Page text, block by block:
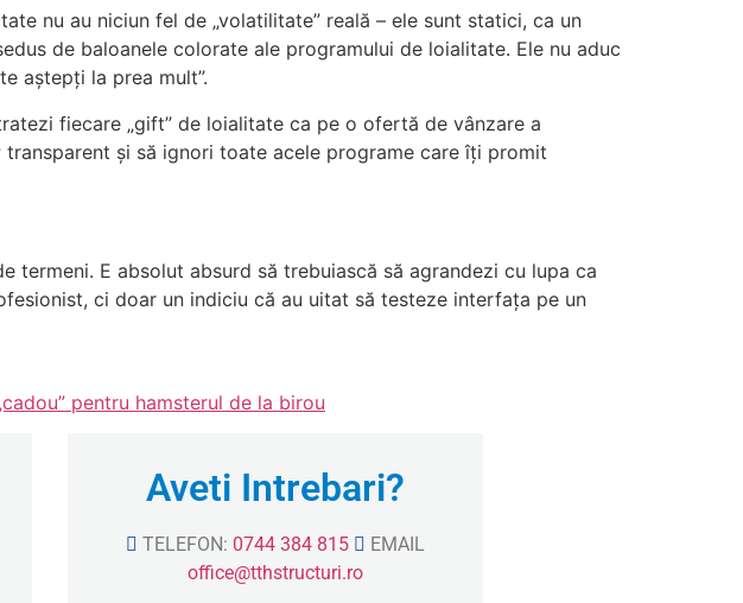
nu au niciun fel de „volatilitate” reală – ele sunt statici, ca un
de baloanele colorate ale programului de loialitate. Ele nu aduc
aștepți la prea mult”.
fiecare „gift” de loialitate ca pe o ofertă de vânzare a
și să ignori toate acele programe care îți promit
termeni. E absolut absurd să trebuiască să agrandezi cu lupa ca
ci doar un indiciu că au uitat să testeze interfața pe un
pentru hamsterul de la birou
Aveti Intrebari?
TELEFON: 0744 384 815
EMAIL
office@tthstructuri.ro